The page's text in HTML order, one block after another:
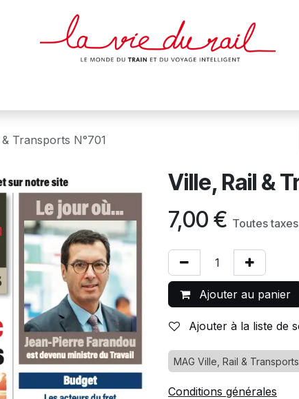
Transports N°701
Ville, Rail &
7,00 € Toutes
Ajouter au panier
Ajouter à la liste de
MAG Ville, Rail & Transports
Conditions générales